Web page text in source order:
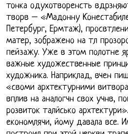
тонка одухотворенсть
творв – «Мадонну
Петербург, Ермтаж),
матер, зображено на тл
пейзажу. Уже в этом полотне
важные художественные
художника. Наприклад, вчен
«своми архтектурними
вплив на аналогчн свох учнв,
розвиток талйсько
економлячи, йому давала все.